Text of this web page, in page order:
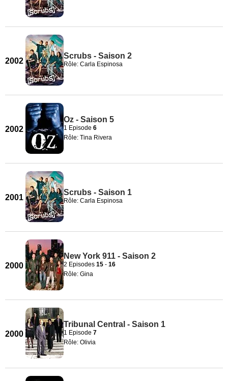
2002
Scrubs - Saison 2
Rôle: Carla Espinosa
2002
Oz - Saison 5
1 Episode 6
Rôle: Tina Rivera
2001
Scrubs - Saison 1
Rôle: Carla Espinosa
2000
New York 911 - Saison 2
2 Episodes 15 - 16
Rôle: Gina
2000
Tribunal Central - Saison 1
1 Episode 7
Rôle: Olivia